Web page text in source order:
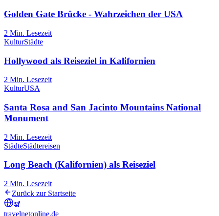
Golden Gate Brücke - Wahrzeichen der USA
2 Min. Lesezeit
KulturStädte
Hollywood als Reiseziel in Kalifornien
2 Min. Lesezeit
KulturUSA
Santa Rosa and San Jacinto Mountains National
Monument
2 Min. Lesezeit
StädteStädtereisen
Long Beach (Kalifornien) als Reiseziel
2 Min. Lesezeit
Zurück zur Startseite
travelnetonline.de